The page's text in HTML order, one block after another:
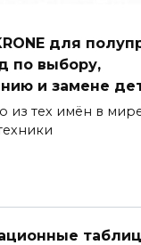
для
по выбору,
и замене
из тех имён в